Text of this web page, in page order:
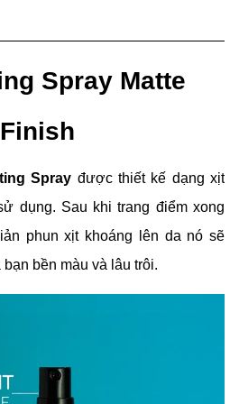
Spray Matte
Finish
Spray được thiết kế dạng xịt
dụng. Sau khi trang điểm xong
phun xịt khoáng lên da nó sẽ
bền màu và lâu trôi.